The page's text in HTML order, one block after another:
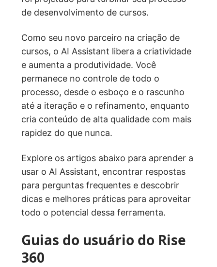
de desenvolvimento de cursos.
Como seu novo parceiro na criação de
cursos, o AI Assistant libera a criatividade
e aumenta a produtividade. Você
permanece no controle de todo o
processo, desde o esboço e o rascunho
até a iteração e o refinamento, enquanto
cria conteúdo de alta qualidade com mais
rapidez do que nunca.
Explore os artigos abaixo para aprender a
usar o AI Assistant, encontrar respostas
para perguntas frequentes e descobrir
dicas e melhores práticas para aproveitar
todo o potencial dessa ferramenta.
Guias do usuário do Rise
360